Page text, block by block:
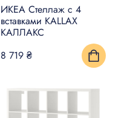
ИКЕА Стеллаж с 4
вставками KALLAX
КАЛЛАКС
8 719 ₴